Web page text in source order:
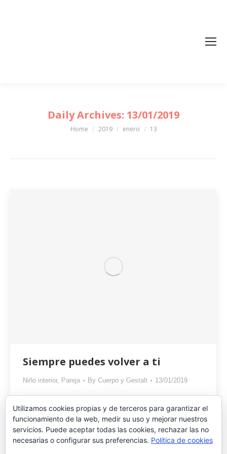
Daily Archives: 13/01/2019
You are here:
Home 2019 enero 13
Siempre puedes volver a ti
Niño interior, Pareja By Cuerpo y Gestalt 13/01/2019
Si te sientes rechazado, abatido, humillada,
incomprendida avergonzado, asustado solo sola…
siempre puedes volver a ti.
Utilizamos cookies propias y de terceros para garantizar el
funcionamiento de la web, medir su uso y mejorar nuestros
servicios. Puede aceptar todas las cookies, rechazar las no
necesarias o configurar sus preferencias. Política de cookies